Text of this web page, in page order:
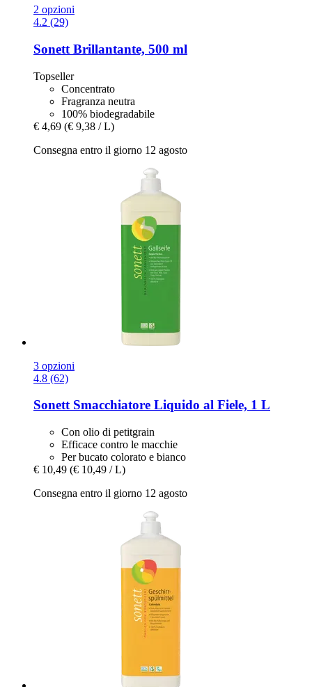
2 opzioni
4.2 (29)
Sonett Brillantante, 500 ml
Topseller
Concentrato
Fragranza neutra
100% biodegradabile
€ 4,69 (€ 9,38 / L)
Consegna entro il giorno 12 agosto
3 opzioni
4.8 (62)
SonettSmacchiatore Liquido al Fiele, 1 L
Con olio di petitgrain
Efficace contro le macchie
Per bucato colorato e bianco
€ 10,49 (€ 10,49 / L)
Consegna entro il giorno 12 agosto